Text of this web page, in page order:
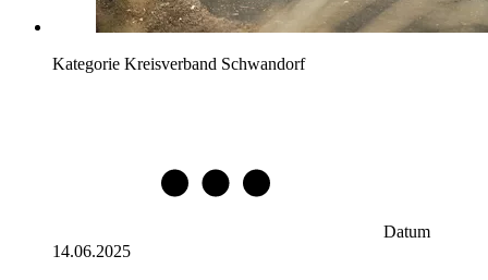
Kategorie Kreisverband Schwandorf
Datum
14.06.2025